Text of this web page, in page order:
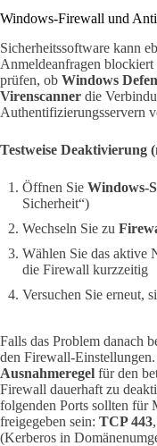
Windows-Firewall und
Sicherheitssoftware kann
Anmeldeanfragen
prüfen, ob Windows
Virenscanner die
Authentifizierungsservern
Testweise Deaktivierung
Öffnen Sie Windows-
Sicherheit“)
Wechseln Sie zu
Wählen Sie das aktive
die Firewall kurzzeitig
Versuchen Sie erneut,
Falls das Problem danach
den Firewall-
Ausnahmeregel für den
Firewall dauerhaft zu
folgenden Ports sollten
freigegeben sein: TCP 443,
(Kerberos in